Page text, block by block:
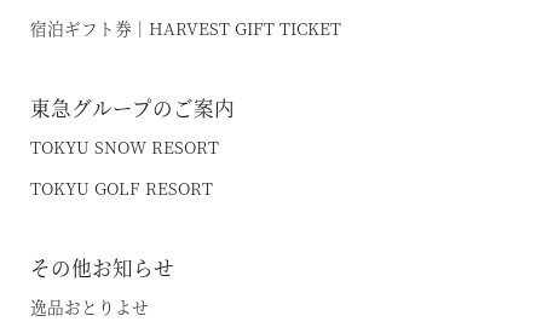
宿泊ギフト券｜HARVEST GIFT TICKET
東急グループのご案内
TOKYU SNOW RESORT
TOKYU GOLF RESORT
その他お知らせ
逸品おとりよせ